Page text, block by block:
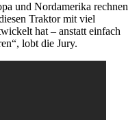
und Nordamerika rechnen
Traktor mit viel
hat – anstatt einfach
lobt die Jury.